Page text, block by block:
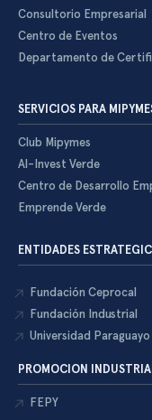
Consultorio Empresarial
Centro de Eventos
Departamento de
SERVICIOS PARA
Club Mipymes
Al-Invest Verde
Centro de Desarrollo
Emprende Verde
ENTIDADES
Fundación Ceprocal
Fundación Industrial
Universidad Paraguayo
PROMOCION
FEPY